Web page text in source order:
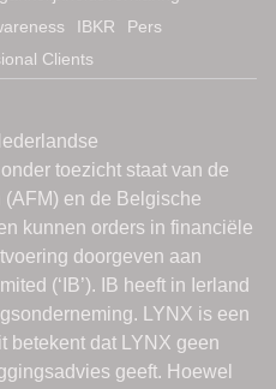
IBKR
Pers
Clients